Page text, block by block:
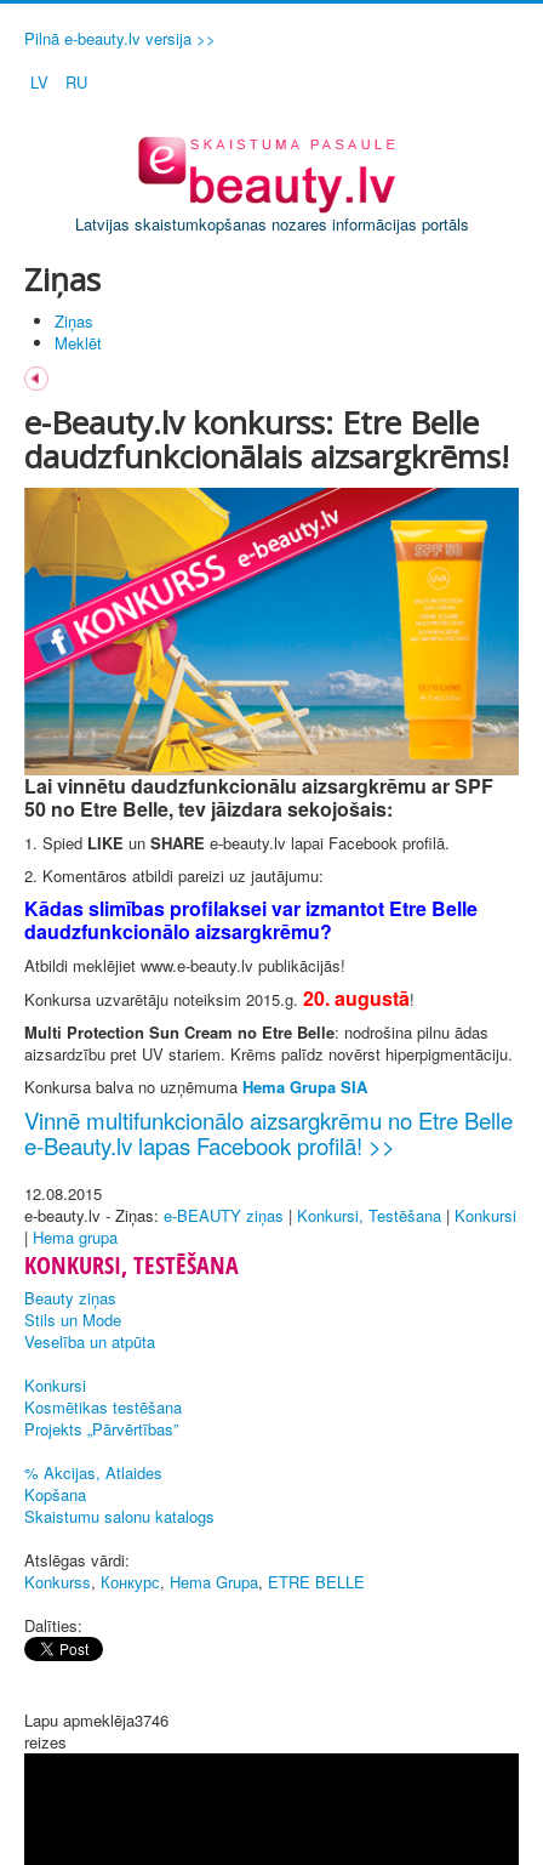
Pilnā e-beauty.lv versija >>
LV
RU
Latvijas skaistumkopšanas nozares informācijas portāls
Ziņas
Ziņas
Meklēt
e-Beauty.lv konkurss: Etre Belle
daudzfunkcionālais aizsargkrēms!
Lai vinnētu daudzfunkcionālu aizsargkrēmu ar SPF
50 no Etre Belle, tev jāizdara sekojošais:
1. Spied LIKE un SHARE e-beauty.lv lapai Facebook profilā.
2. Komentāros atbildi pareizi uz jautājumu:
Kādas slimības profilaksei var izmantot Etre Belle
daudzfunkcionālo aizsargkrēmu?
Atbildi meklējiet www.e-beauty.lv publikācijās!
Konkursa uzvarētāju noteiksim 2015.g. 20. augustā!
Multi Protection Sun Cream no Etre Belle: nodrošina pilnu ādas
aizsardzību pret UV stariem. Krēms palīdz novērst hiperpigmentāciju.
Konkursa balva no uzņēmuma Hema Grupa SIA
Vinnē multifunkcionālo aizsargkrēmu no Etre Belle
e-Beauty.lv lapas Facebook profilā! >>
12.08.2015
e-beauty.lv - Ziņas: e-BEAUTY ziņas | Konkursi, Testēšana | Konkursi
| Hema grupa
KONKURSI, TESTĒŠANA
Beauty ziņas
Stils un Mode
Veselība un atpūta
Konkursi
Kosmētikas testēšana
Projekts „Pārvērtības”
% Akcijas, Atlaides
Kopšana
Skaistumu salonu katalogs
Atslēgas vārdi:
Konkurss, Конкурс, Hema Grupa, ETRE BELLE
Dalīties:
Lapu apmeklēja3746
reizes